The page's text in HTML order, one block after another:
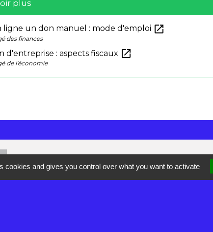
plus
ligne un don manuel : mode d'emploi open_in_new
des finances
d'entreprise : aspects fiscaux open_in_new
de l'économie
cookies and gives you control over what you want to activate